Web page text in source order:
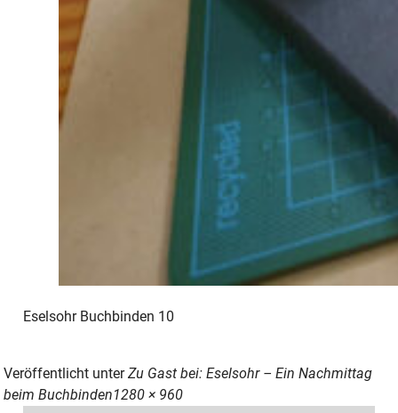
Eselsohr Buchbinden 10
Veröffentlicht unterZu Gast bei: Eselsohr – Ein Nachmittag
beim BuchbindenOriginalgröße
1280 × 960